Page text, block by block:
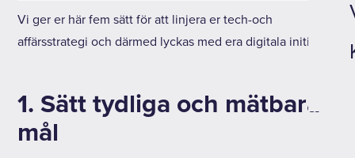
Vi ger er här fem sätt för att linjera er tech-och
affärsstrategi och därmed lyckas med era digitala initiativ.
1. Sätt tydliga och mätbara
mål